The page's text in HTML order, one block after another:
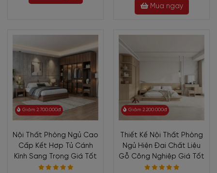
Mua ngay
Giảm 2.700.000đ
Nội Thất Phòng Ngủ Cao
Cấp Kết Hợp Tủ Cánh
Kính Sang Trọng Giá Tốt
Giảm 2.200.000đ
Thiết Kế Nội Thất Phòng
Ngủ Hiện Đại Chất Liệu
Gỗ Công Nghiệp Giá Tốt